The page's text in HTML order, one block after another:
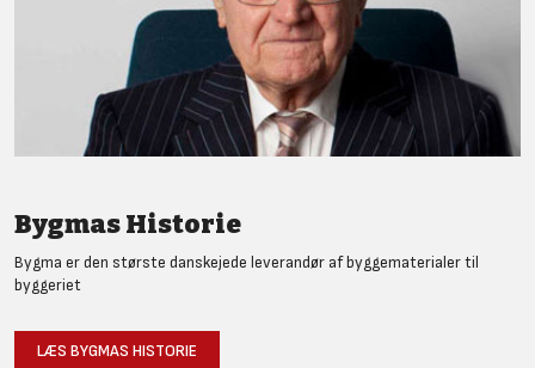
Bygmas Historie
Bygma er den største danskejede leverandør af byggematerialer til
byggeriet
LÆS BYGMAS HISTORIE